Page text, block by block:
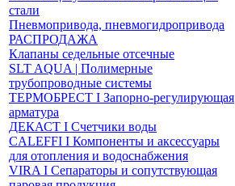
стали
Пневмопривода, пневмогидропривода
РАСПРОДАЖА
Клапаны седельные отсечные
SLT AQUA | Полимерные
трубопроводные системы
ТЕРМОБРЕСТ І Запорно-регулирующая
арматура
ДЕКАСТ І Счетчики воды
CALEFFI І Компоненты и аксессуары
для отопления и водоснабжения
VIRA І Сепараторы и сопутствующая